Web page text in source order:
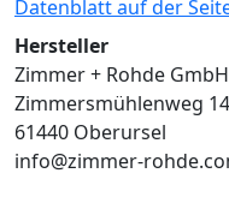
Datenblatt auf der
Hersteller
Zimmer + Rohde GmbH
Zimmersmühlenweg
61440 Oberursel
info@zimmer-